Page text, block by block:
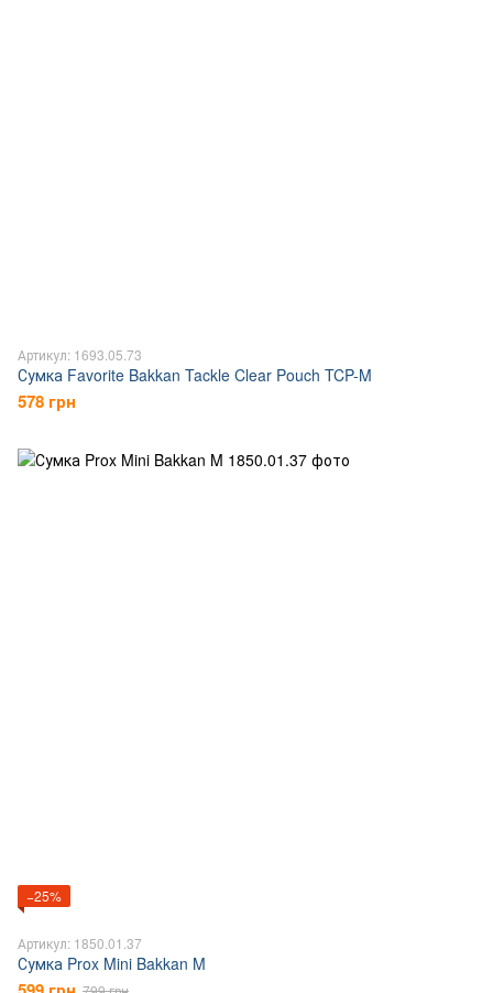
Артикул: 1693.05.73
Сумка Favorite Bakkan Tackle Clear Pouch TCP-M
578 грн
−25%
Артикул: 1850.01.37
Сумка Prox Mini Bakkan M